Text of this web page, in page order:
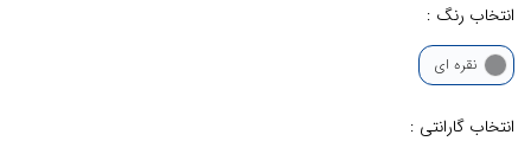
انتخاب رنگ :
نقره ای
انتخاب گارانتی :